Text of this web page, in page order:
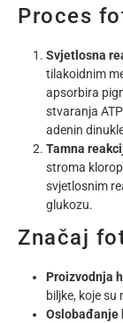
Proces
Svjetlosna
tilakoidnim
apsorbira
stvaranja
adenin
Tamna
stroma
svjetlosnim
glukozu.
Značaj
Proizvodnja
biljke, koje
Oslobađanje